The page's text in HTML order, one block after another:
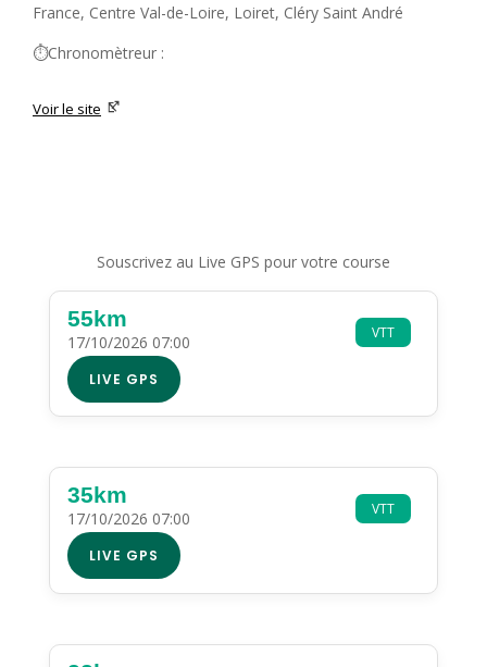
France, Centre Val-de-Loire, Loiret, Cléry Saint André
⏱️Chronomètreur :
Voir le site
Souscrivez au Live GPS pour votre course
VTT
55km
17/10/2026 07:00
LIVE GPS
VTT
35km
17/10/2026 07:00
LIVE GPS